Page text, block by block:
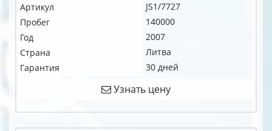
Артикул
JS1/7727
Пробег
140000
Год
2007
Страна
Литва
Гарантия
30 дней
Узнать цену